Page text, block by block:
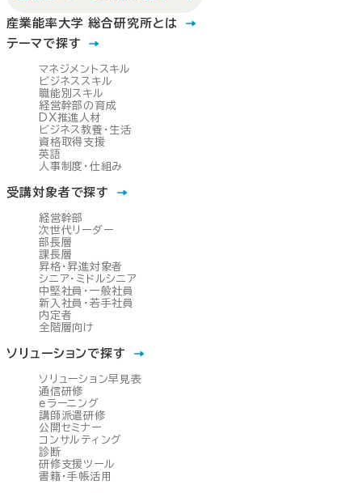
産業能率大学 総合研究所とは
テーマで探す
マネジメントスキル
ビジネススキル
職能別スキル
経営幹部の育成
DX推進人材
ビジネス教養・生活
資格取得支援
英語
人事制度・仕組み
受講対象者で探す
経営幹部
次世代リーダー
部長層
課長層
昇格・昇進対象者
シニア・ミドルシニア
中堅社員・一般社員
新入社員・若手社員
内定者
全階層向け
ソリューションで探す
ソリューション早見表
通信研修
eラーニング
講師派遣研修
公開セミナー
コンサルティング
診断
研修支援ツール
書籍・手帳活用